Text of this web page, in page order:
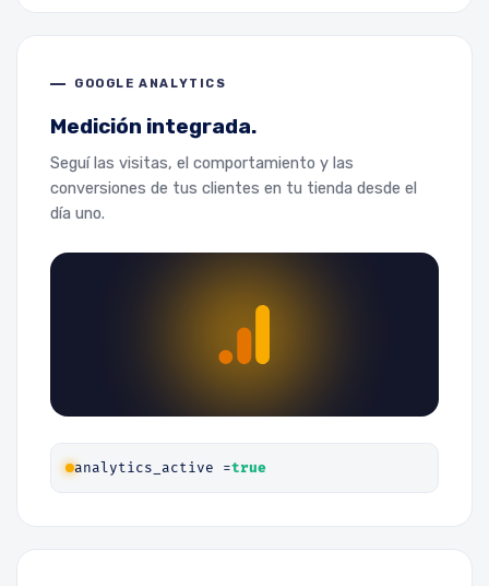
GOOGLE ANALYTICS
Medición integrada.
Seguí las visitas, el comportamiento y las
conversiones de tus clientes en tu tienda desde el
día uno.
analytics_active =true